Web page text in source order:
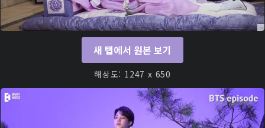
새 탭에서 원본 보기
해상도: 1247 x 650